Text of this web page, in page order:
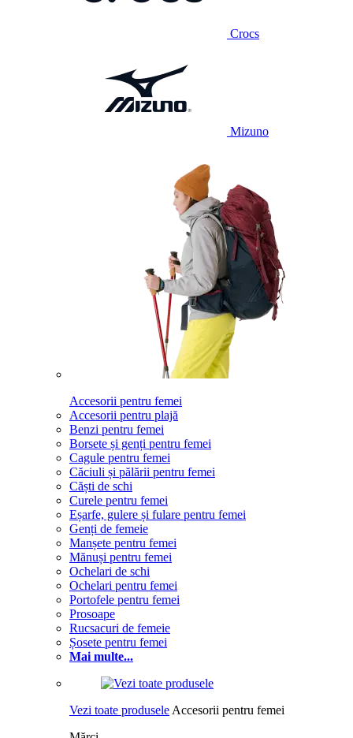
Crocs
Mizuno
Accesorii pentru femei
Accesorii pentru plajă
Benzi pentru femei
Borsete și genți pentru femei
Cagule pentru femei
Căciuli și pălării pentru femei
Căști de schi
Curele pentru femei
Eșarfe, gulere și fulare pentru femei
Genți de femeie
Manșete pentru femei
Mănuși pentru femei
Ochelari de schi
Ochelari pentru femei
Portofele pentru femei
Prosoape
Rucsacuri de femeie
Șosete pentru femei
Mai multe...
Vezi toate produsele Accesorii pentru femei